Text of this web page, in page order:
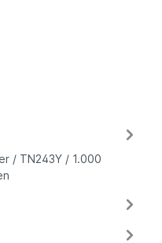
/ TN243Y / 1.000